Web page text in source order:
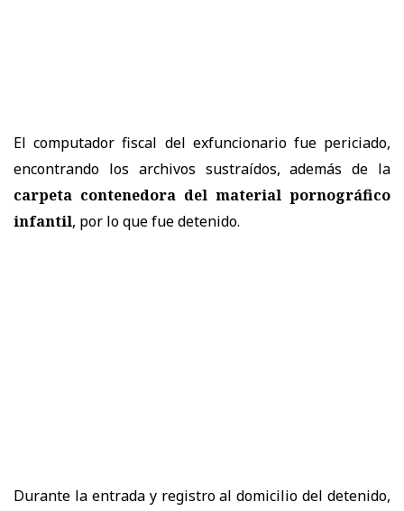
El computador fiscal del exfuncionario fue periciado,
encontrando los archivos sustraídos, además de la
carpeta contenedora del material pornográfico
infantil, por lo que fue detenido.
Durante la entrada y registro al domicilio del detenido,